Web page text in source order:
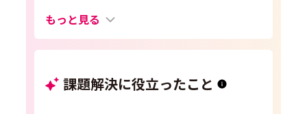
もっと見る
課題解決に役立ったこと